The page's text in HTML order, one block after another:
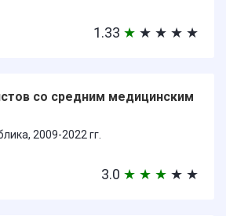
1.33 ★ ★ ★ ★ ★
со средним медицинским
2009-2022 гг.
3.0 ★ ★ ★ ★ ★